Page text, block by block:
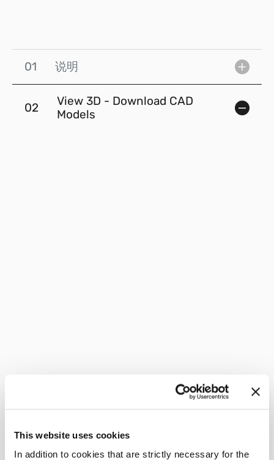
This website uses cookies
In addition to cookies that are strictly necessary for the
01 说明
02
View 3D - Download CAD
Models